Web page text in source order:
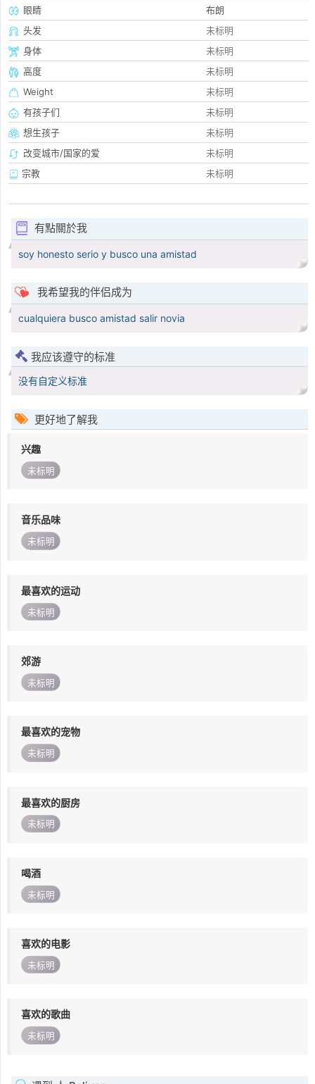
眼睛
布朗
头发
未标明
身体
未标明
高度
未标明
Weight
未标明
有孩子们
未标明
想生孩子
未标明
改变城市/国家的爱
未标明
宗教
未标明
有點關於我
soy honesto serio y busco una amistad
我希望我的伴侣成为
cualquiera busco amistad salir novia
我应该遵守的标准
没有自定义标准
更好地了解我
兴趣
未标明
音乐品味
未标明
最喜欢的运动
未标明
郊游
未标明
最喜欢的宠物
未标明
最喜欢的厨房
未标明
喝酒
未标明
喜欢的电影
未标明
喜欢的歌曲
未标明